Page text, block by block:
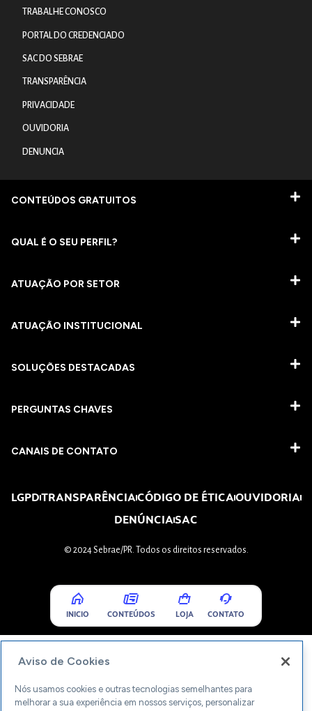
TRABALHE CONOSCO
PORTAL DO CREDENCIADO
SAC DO SEBRAE
TRANSPARÊNCIA
PRIVACIDADE
OUVIDORIA
DENUNCIA
CONTEÚDOS GRATUITOS
QUAL É O SEU PERFIL?
ATUAÇÃO POR SETOR
ATUAÇÃO INSTITUCIONAL
SOLUÇÕES DESTACADAS
PERGUNTAS CHAVES​
CANAIS DE CONTATO
LGPDTRANSPARÊNCIACÓDIGO DE ÉTICAOUVIDORIA
DENÚNCIASAC
© 2024 Sebrae/PR. Todos os direitos reservados.
INICIO CONTEÚDOS LOJA CONTATO
Aviso de Cookies
Nós usamos cookies e outras tecnologias semelhantes para
melhorar a sua experiência em nossos serviços, personalizar